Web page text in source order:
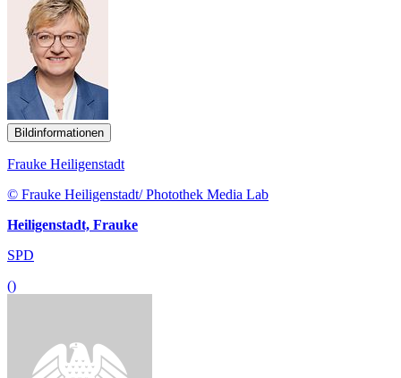
Bildinformationen
Frauke Heiligenstadt
© Frauke Heiligenstadt/ Photothek Media Lab
Heiligenstadt, Frauke
SPD
()